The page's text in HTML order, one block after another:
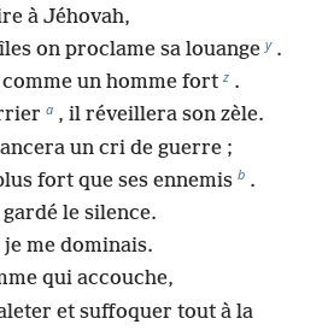
à Jéhovah,
on proclame sa louange y .
un homme fort z .
a , il réveillera son zèle.
un cri de guerre ;
fort que ses ennemis b .
gardé le silence.
me dominais.
qui accouche,
et suffoquer tout à la